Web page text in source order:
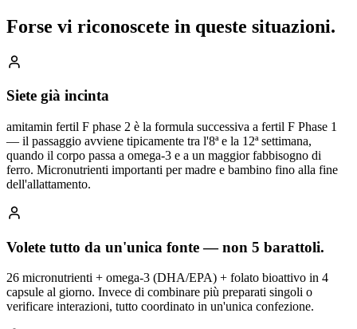
Forse vi riconoscete in queste situazioni.
Siete già incinta
amitamin fertil F phase 2 è la formula successiva a fertil F Phase 1
— il passaggio avviene tipicamente tra l'8ª e la 12ª settimana,
quando il corpo passa a omega-3 e a un maggior fabbisogno di
ferro. Micronutrienti importanti per madre e bambino fino alla fine
dell'allattamento.
Volete tutto da un'unica fonte — non 5 barattoli.
26 micronutrienti + omega-3 (DHA/EPA) + folato bioattivo in 4
capsule al giorno. Invece di combinare più preparati singoli o
verificare interazioni, tutto coordinato in un'unica confezione.